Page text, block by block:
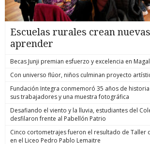
Escuelas rurales crean
aprender
Becas Junji premian esfuerzo y excelencia en
Con universo flúor, niños culminan proyecto
Fundación Integra conmemoró 35 años de
sus trabajadores y una muestra fotográfica
Desafiando el viento y la lluvia, estudiantes del
desfilaron frente al Pabellón Patrio
Cinco cortometrajes fueron el resultado de Taller
en el Liceo Pedro Pablo Lemaitre